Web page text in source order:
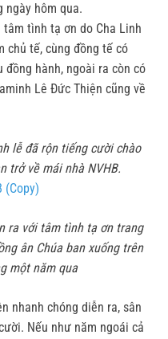
ngày hôm qua.
tình tạ ơn do Cha Linh
chủ tế, cùng đồng tế có
đồng hành, ngoài ra còn có
Lê Đức Thiện cũng về
lễ đã rộn tiếng cười chào
trở về mái nhà NVHB.
ra với tâm tình tạ ơn trang
ân Chúa ban xuống trên
một năm qua
nhanh chóng diễn ra, sân
Nếu như năm ngoái cả